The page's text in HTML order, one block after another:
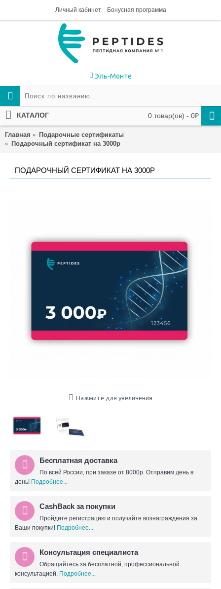
Личный кабинет Бонусная программа
Эль-Монте
0 товар(ов) - 0₽
КАТАЛОГ
Главная
Подарочные сертификаты
Подарочный сертификат на 3000р
ПОДАРОЧНЫЙ СЕРТИФИКАТ НА 3000Р
Нажмите для увеличения
Бесплатная доставка
По всей России, при заказе от 8000р. Отправим день в
день! Подробнее...
CashBack за покупки
Пройдите регистрацию и получайте вознаграждения за
Ваши покупки! Подробнее...
Консультация специалиста
Обращайтесь за бесплатной, профессиональной
консультацией. Подробнее...